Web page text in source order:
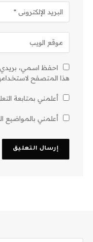
احفظ اسمي، بريدي
هذا المتصفح
أعلمني بمتابعة
أعلمني بالمواضيع